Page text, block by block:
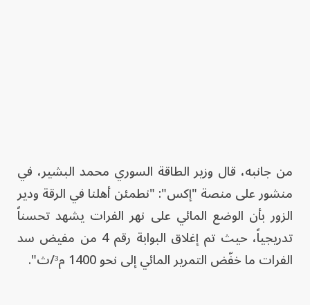
من جانبه، قال وزير الطاقة السوري محمد البشير، في
منشور على منصة "إكس": "نطمئن أهلنا في الرقة ودير
الزور بأن الوضع ‏المائي على نهر الفرات يشهد تحسناً
تدريجياً، حيث تم إغلاق البوابة رقم 4 ‏من مفيض سد
الفرات ما خفّض التمرير المائي إلى نحو 1400 م³/ث".